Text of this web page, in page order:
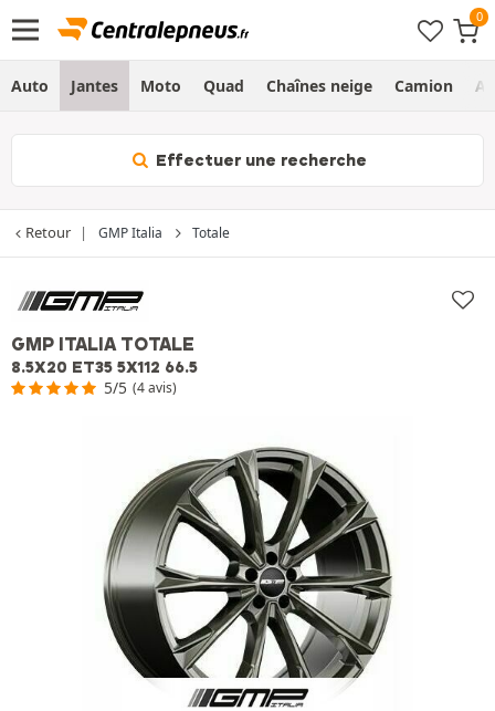
Auto Jantes Moto Quad Chaînes neige Camion
Effectuer une recherche
Retour GMP Italia Totale
GMP ITALIA TOTALE
8.5X20 ET35 5X112 66.5
5/5 (4 avis)